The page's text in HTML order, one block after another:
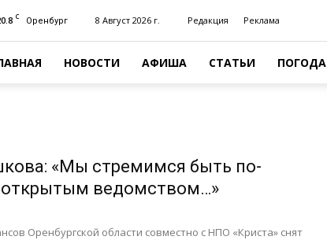
C Оренбург 8 Август 2026 г. Редакция Реклама
НОВОСТИ АФИША СТАТЬИ ПОГОДА
«Мы стремимся быть по-
ведомством…»
Оренбургской области совместно с НПО «Криста» снят